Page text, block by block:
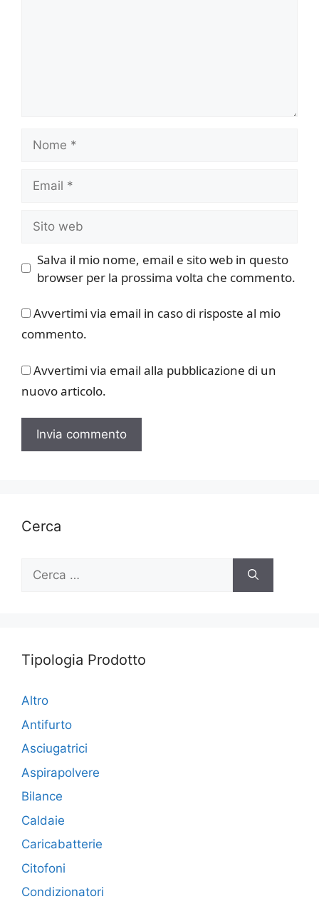
web
Salva il mio nome, email e sito web in questo
browser per la prossima volta che commento.
Avvertimi via email in caso di risposte al mio
commento.
Avvertimi via email alla pubblicazione di un
nuovo articolo.
Cerca
Ricerca
Tipologia Prodotto
Altro
Antifurto
Asciugatrici
Aspirapolvere
Bilance
Caldaie
Caricabatterie
Citofoni
Condizionatori